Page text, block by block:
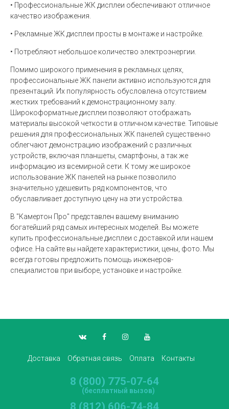
• Профессиональные ЖК дисплеи обеспечивают отличное
качество изображения.
• Рекламные ЖК дисплеи просты в монтаже и настройке.
• Потребляют небольшое количество электроэнергии.
Помимо широкого применения в рекламных целях,
профессиональные ЖК панели активно используются для
презентаций. Их популярность обусловлена отсутствием
жестких требований к демонстрационному залу.
Широкоформатные дисплеи позволяют отображать
материалы высокой четкости в отличном качестве. Типовые
решения для профессиональных ЖК панелей существенно
облегчают демонстрацию изображений с различных
устройств, включая планшеты, смартфоны, а так же
информацию из всемирной сети. К тому же широкое
использование ЖК панелей на рынке позволило
значительно удешевить ряд компонентов, что
обуславливает доступную цену на эти устройства.
В "Камертон Про" представлен вашему вниманию
богатейший ряд самых интересных моделей. Вы можете
купить профессиональные дисплеи с доставкой или нашем
офисе. На сайте вы найдете характеристики, цены, фото. Мы
всегда готовы предложить помощь инженеров-
специалистов при выборе, установке и настройке.
Доставка Обратная связь Оплата Контакты
8 (800) 775-07-64
(бесплатный вызов)
8 (812) 606-74-84